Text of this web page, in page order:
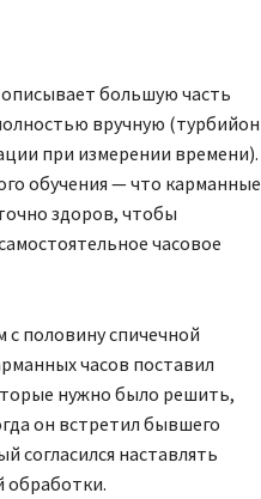
большую часть
вручную (турбийон
при измерении времени).
обучения — что карманные
здоров, чтобы
часовое
с половину спичечной
часов поставил
нужно было решить,
он встретил бывшего
согласился наставлять
обработки.